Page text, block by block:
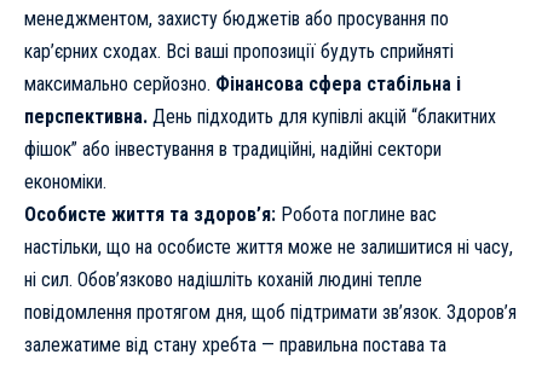
менеджментом, захисту бюджетів або просування по
кар’єрних сходах. Всі ваші пропозиції будуть сприйняті
максимально серйозно. Фінансова сфера стабільна і
перспективна. День підходить для купівлі акцій “блакитних
фішок” або інвестування в традиційні, надійні сектори
економіки.
Особисте життя та здоров’я: Робота поглине вас
настільки, що на особисте життя може не залишитися ні часу,
ні сил. Обов’язково надішліть коханій людині тепле
повідомлення протягом дня, щоб підтримати зв’язок. Здоров’я
залежатиме від стану хребта — правильна постава та